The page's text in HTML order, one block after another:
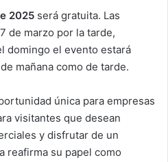
2025 será gratuita. Las
de marzo por la tarde,
domingo el evento estará
mañana como de tarde.
única para empresas
visitantes que desean
y disfrutar de un
reafirma su papel como